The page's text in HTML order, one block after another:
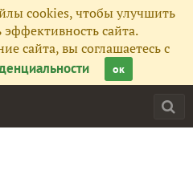
cookies, чтобы улучшить
сайта.
сайта, вы соглашаетесь с
ок